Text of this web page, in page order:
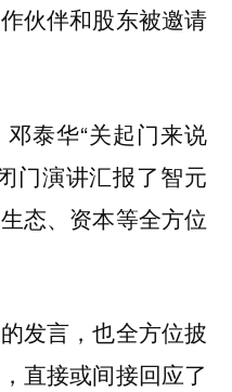
伙伴和股东被邀请
泰华“关起门来说
门演讲汇报了智元
态、资本等全方位
发言，也全方位披
直接或间接回应了